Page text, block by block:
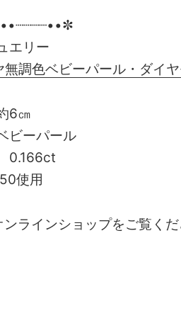
エリー
調色ベビーパール・ダイ
6㎝
ビーパール
0.166ct
使用
ラインショップをご覧く